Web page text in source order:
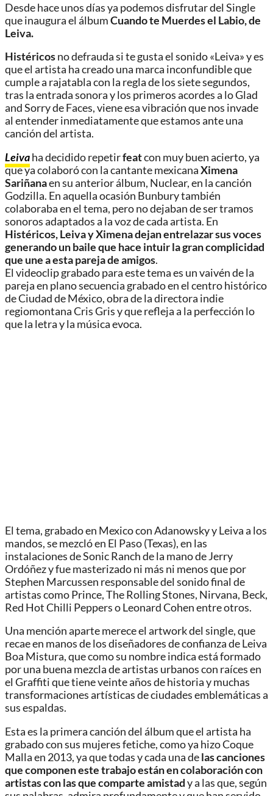
Desde hace unos días ya podemos disfrutar del Single
que inaugura el álbumCuando te Muerdes el Labio, de
Leiva.
Histéricosno defrauda si te gusta el sonido «Leiva» y es
que el artista ha creado una marca inconfundible que
cumple a rajatabla con la regla de los siete segundos,
tras la entrada sonora y los primeros acordes a lo Glad
and Sorry de Faces, viene esa vibración que nos invade
al entender inmediatamente que estamos ante una
canción del artista.
Leivaha decidido repetirfeatcon muy buen acierto, ya
que ya colaboró con la cantante mexicanaXimena
Sariñanaen su anterior álbum, Nuclear, en la canción
Godzilla. En aquella ocasión Bunbury también
colaboraba en el tema, pero no dejaban de ser tramos
sonoros adaptados a la voz de cada artista. En
Histéricos, Leiva y Ximena dejan entrelazar sus voces
generando un baile que hace intuir la gran complicidad
que une a esta pareja de amigos.
El videoclip grabado para este tema es un vaivén de la
pareja en plano secuencia grabado en el centro histórico
de Ciudad de México, obra de la directora indie
regiomontana Cris Gris y que refleja a la perfección lo
que la letra y la música evoca.
El tema, grabado en Mexico con Adanowsky y Leiva a los
mandos, se mezcló en El Paso (Texas), en las
instalaciones de Sonic Ranch de la mano de Jerry
Ordóñez y fue masterizado ni más ni menos que por
Stephen Marcussen responsable del sonido final de
artistas como Prince, The Rolling Stones, Nirvana, Beck,
Red Hot Chilli Peppers o Leonard Cohen entre otros.
Una mención aparte merece el artwork del single, que
recae en manos de los diseñadores de confianza de Leiva
Boa Mistura, que como su nombre indica está formado
por una buena mezcla de artistas urbanos con raíces en
el Graffiti que tiene veinte años de historia y muchas
transformaciones artísticas de ciudades emblemáticas a
sus espaldas.
Esta es la primera canción del álbum que el artista ha
grabado con sus mujeres fetiche, como ya hizo Coque
Malla en 2013, ya que todas y cada una delas canciones
que componen este trabajo están en colaboración con
artistas con las que comparte amistady a las que, según